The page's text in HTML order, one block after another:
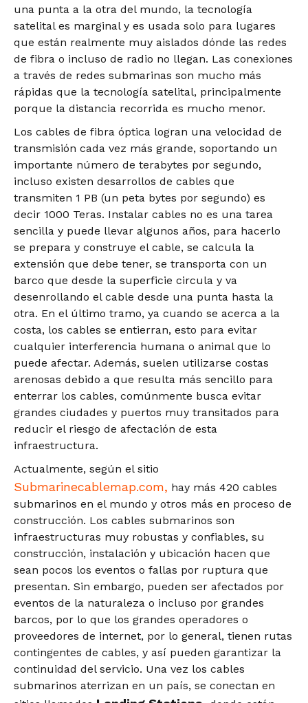
una punta a la otra del mundo, la tecnología
satelital es marginal y es usada solo para lugares
que están realmente muy aislados dónde las redes
de fibra o incluso de radio no llegan. Las conexiones
a través de redes submarinas son mucho más
rápidas que la tecnología satelital, principalmente
porque la distancia recorrida es mucho menor.
Los cables de fibra óptica logran una velocidad de
transmisión cada vez más grande, soportando un
importante número de terabytes por segundo,
incluso existen desarrollos de cables que
transmiten 1 PB (un peta bytes por segundo) es
decir 1000 Teras. Instalar cables no es una tarea
sencilla y puede llevar algunos años, para hacerlo
se prepara y construye el cable, se calcula la
extensión que debe tener, se transporta con un
barco que desde la superficie circula y va
desenrollando el cable desde una punta hasta la
otra. En el último tramo, ya cuando se acerca a la
costa, los cables se entierran, esto para evitar
cualquier interferencia humana o animal que lo
puede afectar. Además, suelen utilizarse costas
arenosas debido a que resulta más sencillo para
enterrar los cables, comúnmente busca evitar
grandes ciudades y puertos muy transitados para
reducir el riesgo de afectación de esta
infraestructura.
Actualmente, según el sitio
Submarinecablemap.com, hay más 420 cables
submarinos en el mundo y otros más en proceso de
construcción. Los cables submarinos son
infraestructuras muy robustas y confiables, su
construcción, instalación y ubicación hacen que
sean pocos los eventos o fallas por ruptura que
presentan. Sin embargo, pueden ser afectados por
eventos de la naturaleza o incluso por grandes
barcos, por lo que los grandes operadores o
proveedores de internet, por lo general, tienen rutas
contingentes de cables, y así pueden garantizar la
continuidad del servicio. Una vez los cables
submarinos aterrizan en un país, se conectan en